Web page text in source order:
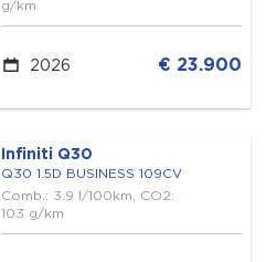
g/km
2026 € 23.900
Infiniti Q30
Q30 1.5D BUSINESS 109CV
Comb.: 3.9 l/100km, CO2:
103 g/km